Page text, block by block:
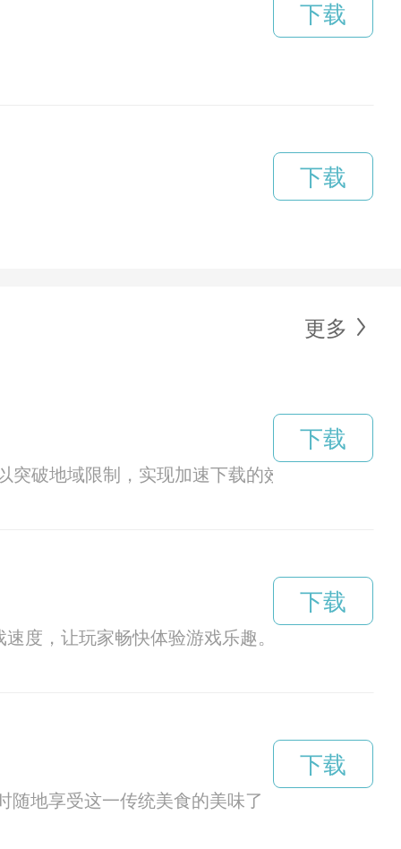
下载
下载
更多
破地域限制，实现加速下载的效果。
下载
度，让玩家畅快体验游戏乐趣。
下载
随地享受这一传统美食的美味了
下载